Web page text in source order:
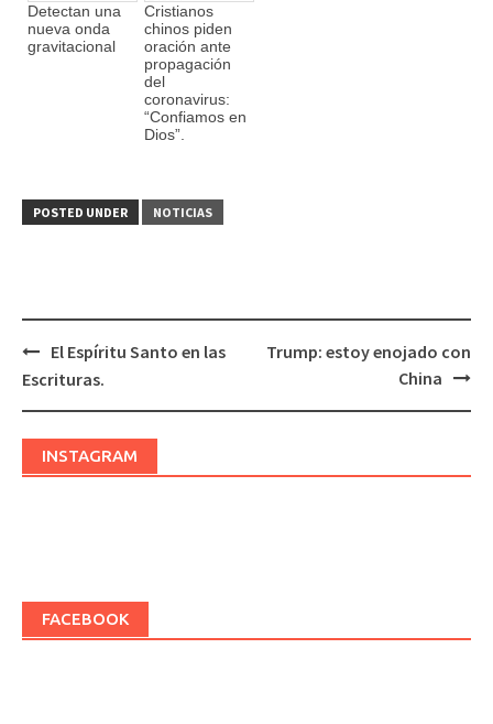
Detectan una
nueva onda
gravitacional
Cristianos
chinos piden
oración ante
propagación
del
coronavirus:
“Confiamos en
Dios”.
POSTED UNDER NOTICIAS
Post
El Espíritu Santo en las
Escrituras.
Trump: estoy enojado con
China
INSTAGRAM
FACEBOOK